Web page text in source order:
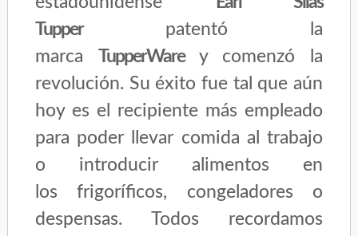
Tupper patentó la
marca TupperWarey comenzó la
revolución. Su éxito fue tal que aún
hoy es el recipiente más empleado
para poder llevar comida al trabajo
o introducir alimentos en
los frigoríficos, congeladores o
despensas. Todos recordamos